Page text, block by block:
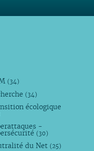
(34)
(34)
écologique
-
(30)
du Net (25)